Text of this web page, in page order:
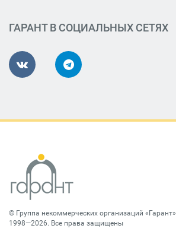
ГАРАНТ В СОЦИАЛЬНЫХ СЕТЯХ
© Группа некоммерческих организаций «Гарант»
1998—2026. Все права защищены